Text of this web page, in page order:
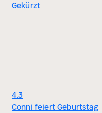
Gekürzt
4.3
Conni feiert Geburtstag